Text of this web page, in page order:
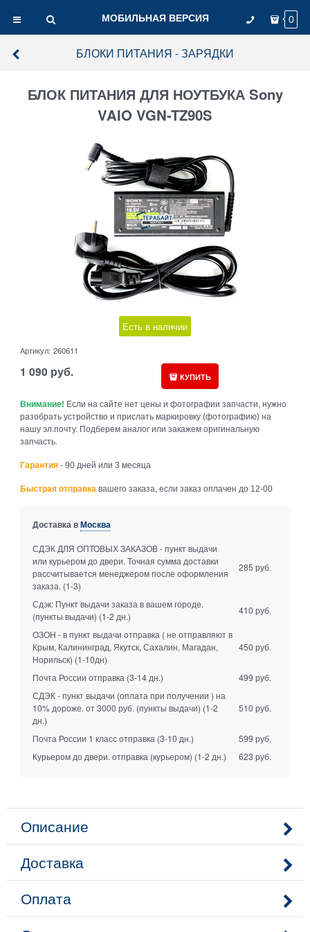
МОБИЛЬНАЯ ВЕРСИЯ 0
БЛОКИ ПИТАНИЯ - ЗАРЯДКИ
БЛОК ПИТАНИЯ ДЛЯ НОУТБУКА Sony
VAIO VGN-TZ90S
Есть в наличии
Артикул: 260611
1 090 руб. КУПИТЬ
Внимание! Если на сайте нет цены и фотографии запчасти, нужно
разобрать устройство и прислать маркировку (фотографию) на
нашу эл.почту. Подберем аналог или закажем оригинальную
запчасть.
Гарантия - 90 дней или 3 месяца
Быстрая отправка вашего заказа, если заказ оплачен до 12-00
Доставка вМосква
СДЭК ДЛЯ ОПТОВЫХ ЗАКАЗОВ - пункт выдачи
или курьером до двери. Точная сумма доставки
рассчитывается менеджером после оформления
заказа. (1-3)
285 руб.
Сдэк: Пункт выдачи заказа в вашем городе.
(пункты выдачи) (1-2 дн.)
410 руб.
ОЗОН - в пункт выдачи отправка ( не отправляют в
Крым, Калининград, Якутск, Сахалин, Магадан,
Норильск) (1-10дн)
450 руб.
Почта России отправка (3-14 дн.)
499 руб.
СДЭК - пункт выдачи (оплата при получении ) на
10% дороже. от 3000 руб. (пункты выдачи) (1-2
дн.)
510 руб.
Почта России 1 класс отправка (3-10 дн.)
599 руб.
Курьером до двери. отправка (курьером) (1-2 дн.) 623 руб.
Описание
Доставка
Оплата